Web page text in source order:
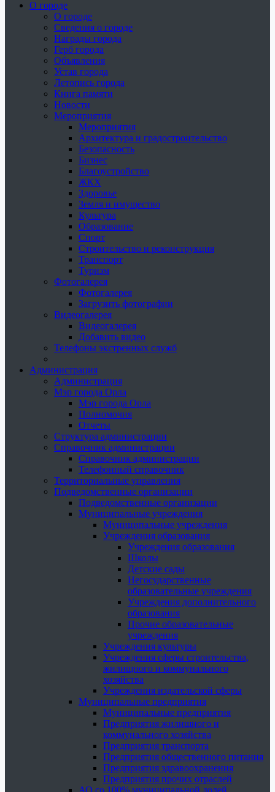
О городе
О городе
Сведения о городе
Награды города
Герб города
Объявления
Устав города
Летопись города
Книга памяти
Новости
Мероприятия
Мероприятия
Архитектура и градостроительство
Безопасность
Бизнес
Благоустройство
ЖКХ
Здоровье
Земля и имущество
Культура
Образование
Спорт
Строительство и реконструкция
Транспорт
Туризм
Фотогалерея
Фотогалерея
Загрузить фотографии
Видеогалерея
Видеогалерея
Добавить видео
Телефоны экстренных служб
Администрация
Администрация
Мэр города Орла
Мэр города Орла
Полномочия
Отчеты
Структура администрации
Справочник администрации
Справочник администрации
Телефонный справочник
Территориальные управления
Подведомственные организации
Подведомственные организации
Муниципальные учреждения
Муниципальные учреждения
Учреждения образования
Учреждения образования
Школы
Детские сады
Негосударственные
образовательные учреждения
Учреждения дополнительного
образования
Прочие образовательные
учреждения
Учреждения культуры
Учреждения сферы строительства,
жилищного и коммунального
хозяйства
Учреждения издательской сферы
Муниципальные предприятия
Муниципальные предприятия
Предприятия жилищного и
коммунального хозяйства
Предприятия транспорта
Предприятия общественного питания
Предприятия здравоохранения
Предприятия прочих отраслей
АО со 100% муниципальной долей